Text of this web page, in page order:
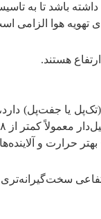
داشته باشد تا به
تهویه هوا الزامی
هستند.
یا جفت‌پل) دارد،
از ۸ متر طراحی نمی‌شود.
بهتر حرارت و
سخت‌گیرانه‌تری